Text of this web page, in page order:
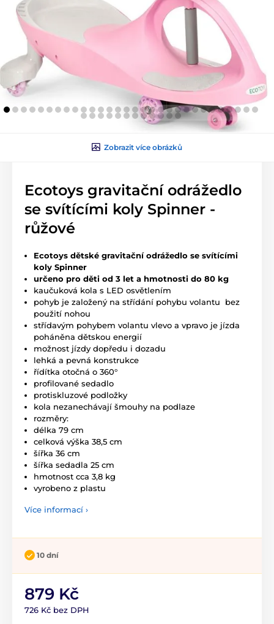
Zobrazit více obrázků
Ecotoys gravitační odrážedlo
se svítícími koly Spinner -
růžové
Ecotoys dětské gravitační odrážedlo se svítícími
koly Spinner
určeno pro děti od 3 let a hmotnosti do 80 kg
kaučuková kola s LED osvětlením
pohyb je založený na střídání pohybu volantu bez
použití nohou
střídavým pohybem volantu vlevo a vpravo je jízda
poháněna dětskou energií
možnost jízdy dopředu i dozadu
lehká a pevná konstrukce
řídítka otočná o 360°
profilované sedadlo
protiskluzové podložky
kola nezanechávají šmouhy na podlaze
rozměry:
délka 79 cm
celková výška 38,5 cm
šířka 36 cm
šířka sedadla 25 cm
hmotnost cca 3,8 kg
vyrobeno z plastu
Více informací ›
10 dní
879 Kč
726 Kč bez DPH